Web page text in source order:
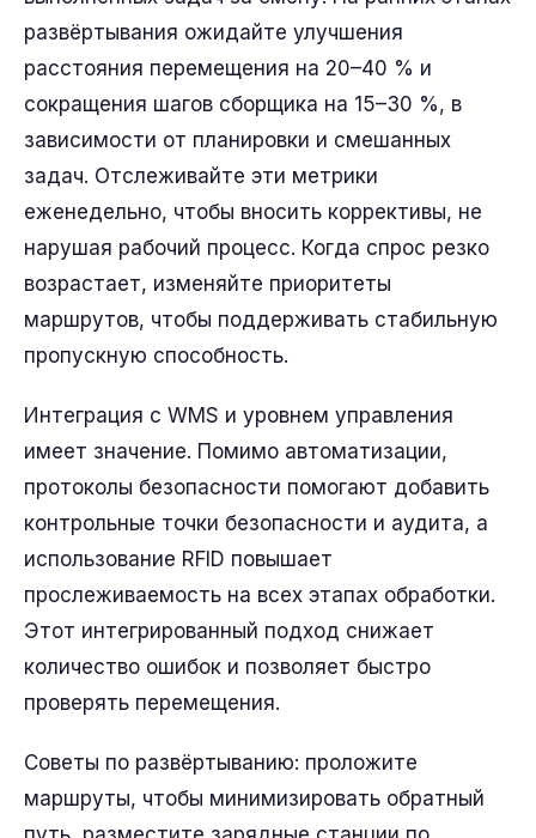
развёртывания ожидайте улучшения
расстояния перемещения на 20–40 % и
сокращения шагов сборщика на 15–30 %, в
зависимости от планировки и смешанных
задач. Отслеживайте эти метрики
еженедельно, чтобы вносить коррективы, не
нарушая рабочий процесс. Когда спрос резко
возрастает, изменяйте приоритеты
маршрутов, чтобы поддерживать стабильную
пропускную способность.
Интеграция с WMS и уровнем управления
имеет значение. Помимо автоматизации,
протоколы безопасности помогают добавить
контрольные точки безопасности и аудита, а
использование RFID повышает
прослеживаемость на всех этапах обработки.
Этот интегрированный подход снижает
количество ошибок и позволяет быстро
проверять перемещения.
Советы по развёртыванию: проложите
маршруты, чтобы минимизировать обратный